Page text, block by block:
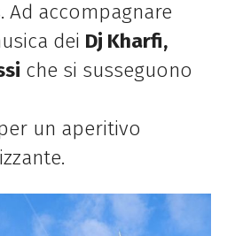
Ad accompagnare
dei Dj Kharfi,
che si susseguono
un aperitivo